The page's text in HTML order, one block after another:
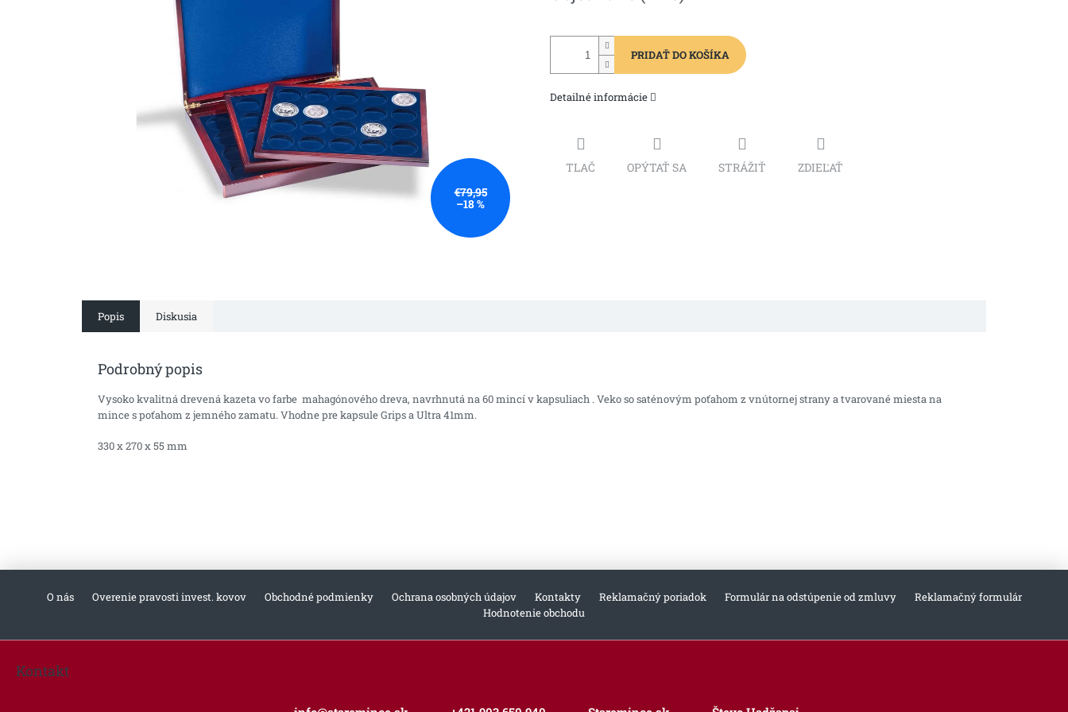
€79,95
–18 %
PRIDAŤ DO KOŠÍKA
Detailné informácie
TLAČ OPÝTAŤ SA STRÁŽIŤ ZDIEĽAŤ
Popis Diskusia
Podrobný popis
Vysoko kvalitná drevená kazeta vo farbe mahagónového dreva, navrhnutá na 60 mincí v kapsuliach . Veko so saténovým poťahom z vnútornej strany a tvarované miesta na
mince s poťahom z jemného zamatu. Vhodne pre kapsule Grips a Ultra 41mm.
330 x 270 x 55 mm
O nás Overenie pravosti invest. kovov Obchodné podmienky Ochrana osobných údajov Kontakty Reklamačný poriadok Formulár na odstúpenie od zmluvy
Reklamačný formulár
Hodnotenie obchodu
Kontakt